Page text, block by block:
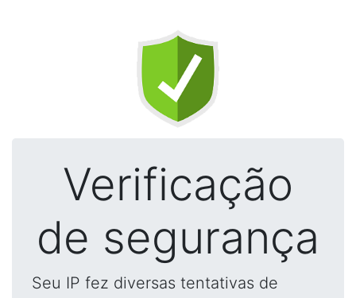
Verificação
de segurança
Seu IP fez diversas tentativas de